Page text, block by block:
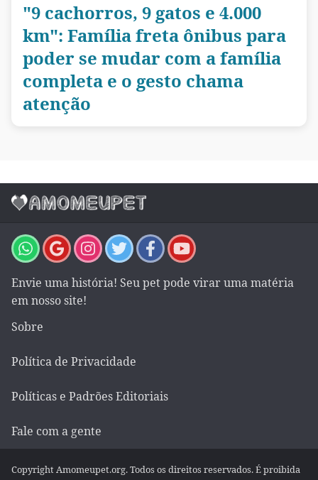
"9 cachorros, 9 gatos e 4.000
km": Família freta ônibus para
poder se mudar com a família
completa e o gesto chama
atenção
Envie uma história! Seu pet pode virar uma matéria
em nosso site!
Sobre
Política de Privacidade
Políticas e Padrões Editoriais
Fale com a gente
Copyright Amomeupet.org. Todos os direitos reservados. É proibida